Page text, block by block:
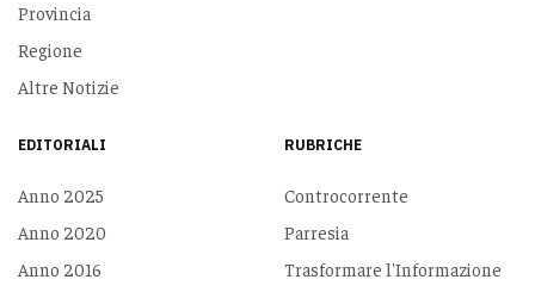
Provincia
Regione
Altre Notizie
EDITORIALI
Anno 2025
Anno 2020
Anno 2016
RUBRICHE
Controcorrente
Parresia
Trasformare l'Informazione